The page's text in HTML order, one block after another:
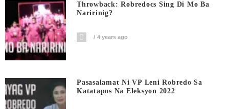
Throwback: Robredocs Sing Di Mo Ba
Naririnig?
4 years ago
Pasasalamat Ni VP Leni Robredo Sa
Katatapos Na Eleksyon 2022